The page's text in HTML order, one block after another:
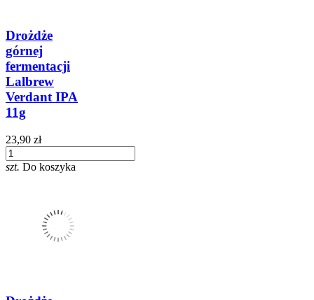
Drożdże
górnej
fermentacji
Lalbrew
Verdant IPA
11g
23,90 zł
szt. Do koszyka